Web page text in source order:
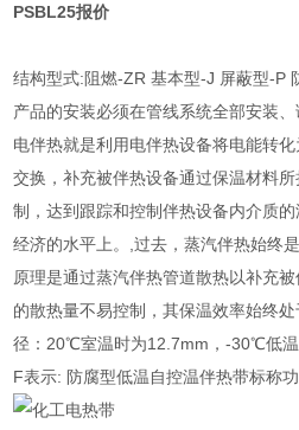
PSBL25报价
结构型式:阻燃-ZR 基本型-J 屏蔽型-P
产品的安装必须在管线系统全部安装、
电伴热就是利用电伴热设备将电能转
交换，补充被伴热设备通过保温材料
制，达到跟踪和控制伴热设备内介质
经济的水平上。,过去，蒸汽伴热始终
原理是通过蒸汽伴热管道散热以补充
的散热量不易控制，其保温效率始终
径：20℃室温时为12.7mm，-30℃低
F表示: 防腐型低温自控温伴热带标称